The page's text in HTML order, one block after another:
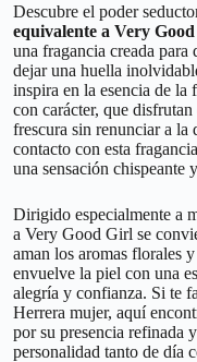
Descubre el poder
equivalente a Very
una fragancia creada
dejar una huella
inspira en la esencia de la
con carácter, que
frescura sin renunciar a
contacto con esta
una sensación chispeante
Dirigido especialmente a
a Very Good Girl se
aman los aromas florales
envuelve la piel con una
alegría y confianza. Si te
Herrera mujer, aquí
por su presencia refinada
personalidad tanto de día